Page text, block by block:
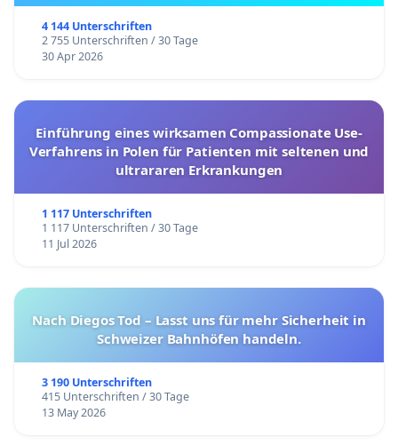
4 144 Unterschriften
2 755 Unterschriften / 30 Tage
30 Apr 2026
Einführung eines wirksamen Compassionate Use-
Verfahrens in Polen für Patienten mit seltenen und
ultrararen Erkrankungen
1 117 Unterschriften
1 117 Unterschriften / 30 Tage
11 Jul 2026
Nach Diegos Tod – Lasst uns für mehr Sicherheit in
Schweizer Bahnhöfen handeln.
3 190 Unterschriften
415 Unterschriften / 30 Tage
13 May 2026